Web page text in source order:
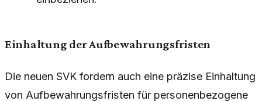
Einhaltung der Aufbewahrungsfristen
Die neuen SVK fordern auch eine präzise Einhaltung
von Aufbewahrungsfristen für personenbezogene